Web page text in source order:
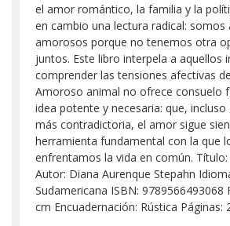
el amor romántico, la familia y la
en cambio una lectura radical: somos
amorosos porque no tenemos otra
juntos. Este libro interpela a aquellos
comprender las tensiones afectivas
Amoroso animal no ofrece consuelo
idea potente y necesaria: que,
más contradictoria, el amor sigue
herramienta fundamental con la que
enfrentamos la vida en común.
Autor: Diana Aurenque Stepahn
Sudamericana ISBN: 9789566493068
cm Encuadernación: Rústica Páginas: